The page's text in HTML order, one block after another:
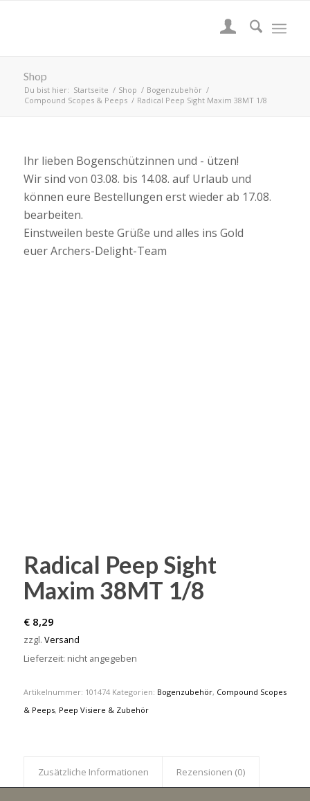
Shop
Du bist hier: Startseite / Shop / Bogenzubehör /
Compound Scopes & Peeps / Radical Peep Sight Maxim 38MT 1/8
Ihr lieben Bogenschützinnen und - ützen!
Wir sind von 03.08. bis 14.08. auf Urlaub und
können eure Bestellungen erst wieder ab 17.08.
bearbeiten.
Einstweilen beste Grüße und alles ins Gold
euer Archers-Delight-Team
Radical Peep Sight
Maxim 38MT 1/8
€8,29
zzgl. Versand
Lieferzeit: nicht angegeben
Artikelnummer: 101474 Kategorien: Bogenzubehör, Compound Scopes
& Peeps, Peep Visiere & Zubehör
Zusätzliche Informationen Rezensionen (0)